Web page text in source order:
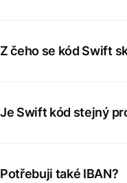
Z čeho se kód Swift
Je Swift kód stejný
Potřebuji také IBAN?